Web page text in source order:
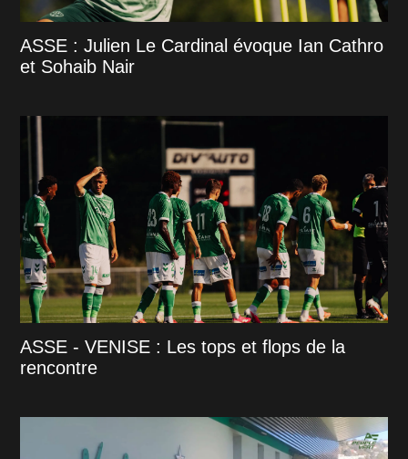
ASSE : Julien Le Cardinal évoque Ian Cathro
et Sohaib Nair
ASSE - VENISE : Les tops et flops de la
rencontre